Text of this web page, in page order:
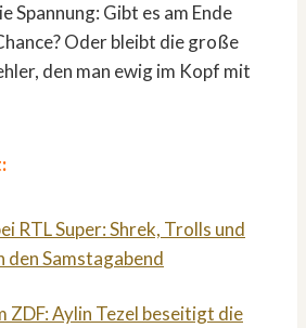
Spannung: Gibt es am Ende
Oder bleibt die große
den man ewig im Kopf mit
RTL Super: Shrek, Trolls und
den Samstagabend
ZDF: Aylin Tezel beseitigt die